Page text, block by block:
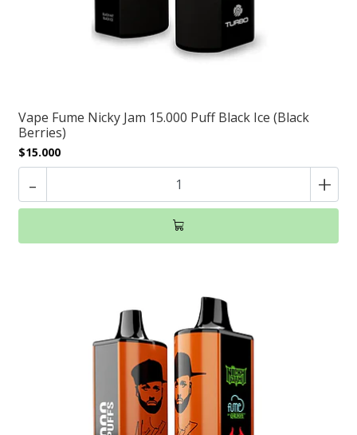
Vape Fume Nicky Jam 15.000 Puff Black Ice (Black
Berries)
$15.000
- +